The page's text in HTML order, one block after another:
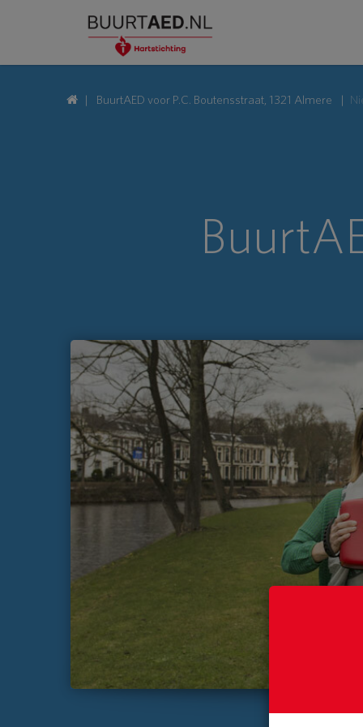
BuurtAED voor P.C. Boutensstraat, 1321 Almere